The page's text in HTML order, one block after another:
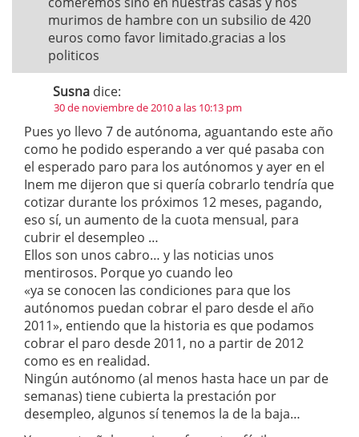
murimos de hambre con un subsilio de 420
euros como favor limitado.gracias a los
politicos
Susna dice:
30 de noviembre de 2010 a las 10:13 pm
Pues yo llevo 7 de autónoma, aguantando este año
como he podido esperando a ver qué pasaba con
el esperado paro para los autónomos y ayer en el
Inem me dijeron que si quería cobrarlo tendría que
cotizar durante los próximos 12 meses, pagando,
eso sí, un aumento de la cuota mensual, para
cubrir el desempleo …
Ellos son unos cabro… y las noticias unos
mentirosos. Porque yo cuando leo
«ya se conocen las condiciones para que los
autónomos puedan cobrar el paro desde el año
2011», entiendo que la historia es que podamos
cobrar el paro desde 2011, no a partir de 2012
como es en realidad.
Ningún autónomo (al menos hasta hace un par de
semanas) tiene cubierta la prestación por
desempleo, algunos sí tenemos la de la baja…